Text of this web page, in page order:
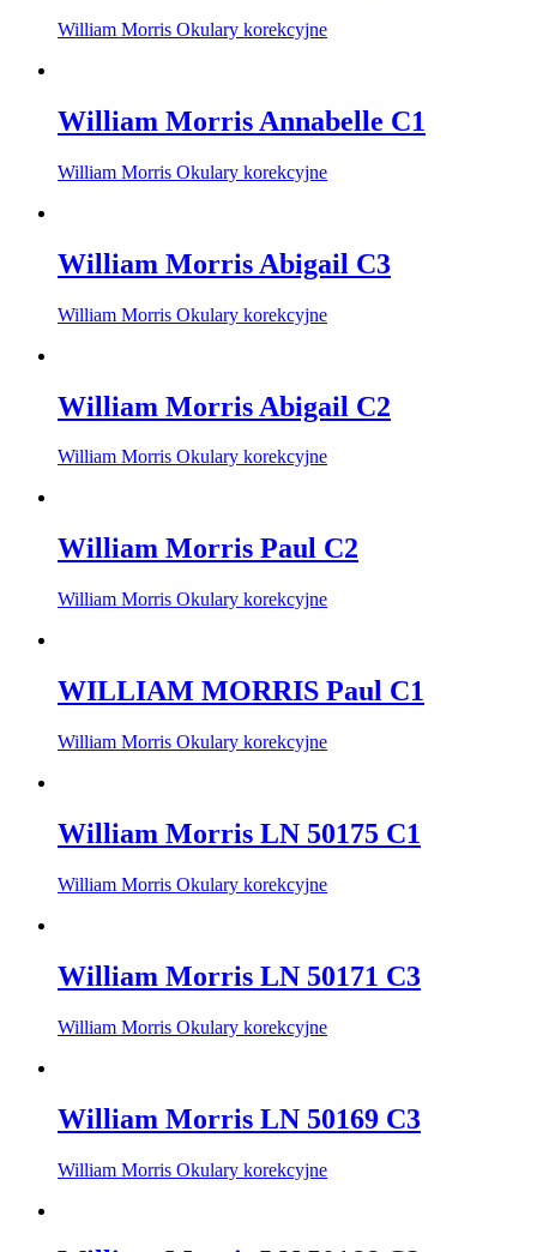
William Morris Okulary korekcyjne
William Morris Annabelle C1
William Morris Okulary korekcyjne
William Morris Abigail C3
William Morris Okulary korekcyjne
William Morris Abigail C2
William Morris Okulary korekcyjne
William Morris Paul C2
William Morris Okulary korekcyjne
WILLIAM MORRIS Paul C1
William Morris Okulary korekcyjne
William Morris LN 50175 C1
William Morris Okulary korekcyjne
William Morris LN 50171 C3
William Morris Okulary korekcyjne
William Morris LN 50169 C3
William Morris Okulary korekcyjne